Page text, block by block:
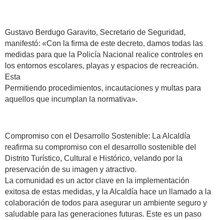
Gustavo Berdugo Garavito, Secretario de Seguridad,
manifestó: «Con la firma de este decreto, damos todas las
medidas para que la Policía Nacional realice controles en
los entornos escolares, playas y espacios de recreación.
Esta
Permitiendo procedimientos, incautaciones y multas para
aquellos que incumplan la normativa».
Compromiso con el Desarrollo Sostenible: La Alcaldía
reafirma su compromiso con el desarrollo sostenible del
Distrito Turístico, Cultural e Histórico, velando por la
preservación de su imagen y atractivo.
La comunidad es un actor clave en la implementación
exitosa de estas medidas, y la Alcaldía hace un llamado a la
colaboración de todos para asegurar un ambiente seguro y
saludable para las generaciones futuras. Este es un paso